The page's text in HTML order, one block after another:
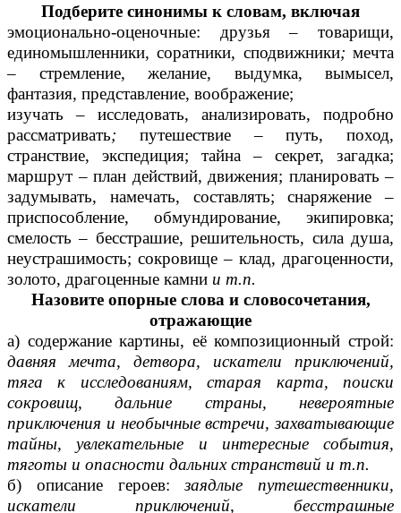
Подберите синонимы к словам, включая
эмоционально-оценочные: друзья – товарищи,
единомышленники, соратники, сподвижники; мечта
– стремление, желание, выдумка, вымысел,
фантазия, представление, воображение;
изучать – исследовать, анализировать, подробно
рассматривать; путешествие–путь, поход,
странствие, экспедиция; тайна – секрет, загадка;
маршрут – план действий, движения; планировать –
задумывать, намечать, составлять; снаряжение –
приспособление, обмундирование, экипировка;
смелость – бесстрашие, решительность, сила душа,
неустрашимость; сокровище – клад, драгоценности,
золото, драгоценные камни и т.п.
Назовите опорные слова и словосочетания,
отражающие
а) содержание картины, её композиционный строй:
давняя мечта, детвора, искатели приключений,
тяга к исследованиям, старая карта, поиски
сокровищ, дальние страны, невероятные
приключения и необычные встречи, захватывающие
тайны, увлекательные и интересные события,
тяготы и опасности дальних странствий и т.п.
б) описание героев:заядлые путешественники,
искатели приключений, бесстрашные